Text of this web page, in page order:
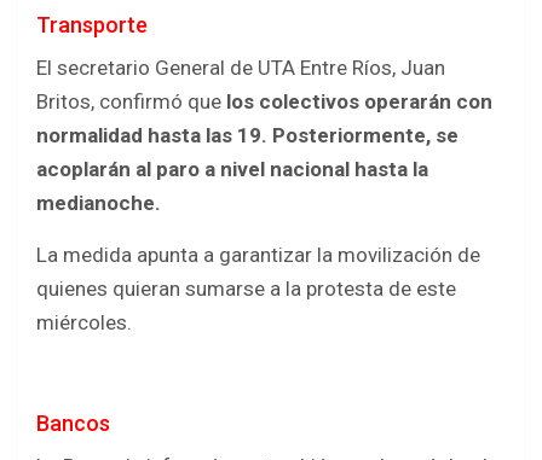
Transporte
El secretario General de UTA Entre Ríos, Juan
Britos, confirmó que los colectivos operarán con
normalidad hasta las 19. Posteriormente, se
acoplarán al paro a nivel nacional hasta la
medianoche.
La medida apunta a garantizar la movilización de
quienes quieran sumarse a la protesta de este
miércoles.
Bancos